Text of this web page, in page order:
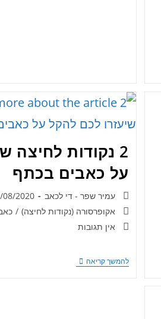
2 נקודות לחיצה
על כאבים בכתף
עמיר שפר - די לכאב
08/2020
אקופרסורה (נקודות לחיצה) /
אין תגובות
להמשך קריאה